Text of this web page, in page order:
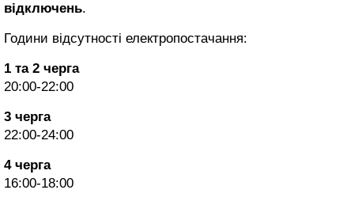
відключень.
Години відсутності електропостачання:
1 та 2 черга
20:00-22:00
3 черга
22:00-24:00
4 черга
16:00-18:00